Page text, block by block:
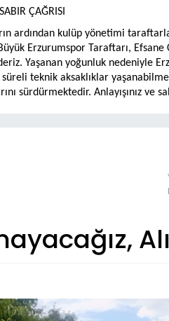
ÇAĞRISI
ardından kulüp yönetimi
Erzurumspor Taraftarı,
Yaşanan yoğunluk nedeniyle
süreli teknik aksaklıklar
sürdürmektedir. Anlayışınız ve